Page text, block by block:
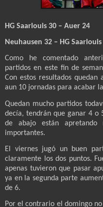
HG Saarlouis 30 – Auer 24
Neuhausen 32 – HG Saarlouis
Como he comentado
partidos en este fin de
Con estos resultados quedan
aun 10 jornadas para acabar
Quedan mucho partidos
decía, tendrán que ganar 4 o
de abajo están apretando
importantes.
El viernes jugó un buen
claramente los dos puntos.
apenas tuvieron que pasar
ya en la segunda parte
de 6.
Por el contrario el domingo